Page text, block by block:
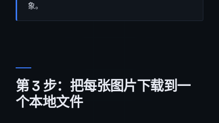
象。
第 3 步：把每张图片下载到一
个本地文件